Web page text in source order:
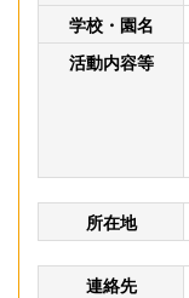
学校・園名
活動内容等
所在地
連絡先